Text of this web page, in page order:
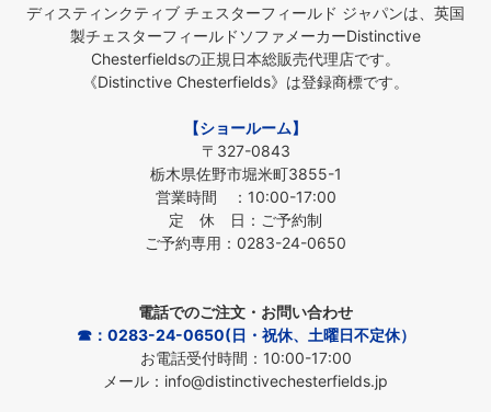
ディスティンクティブ チェスターフィールド ジャパンは、英国
製チェスターフィールドソファメーカーDistinctive
Chesterfieldsの正規日本総販売代理店です。
《Distinctive Chesterfields》は登録商標です。
【ショールーム】
〒327-0843
栃木県佐野市堀米町3855-1
営業時間 ：10:00-17:00
定 休 日：ご予約制
ご予約専用：0283-24-0650
電話でのご注文・お問い合わせ
☎：0283-24-0650(日・祝休、土曜日不定休）
お電話受付時間：10:00-17:00
メール：info@distinctivechesterfields.jp